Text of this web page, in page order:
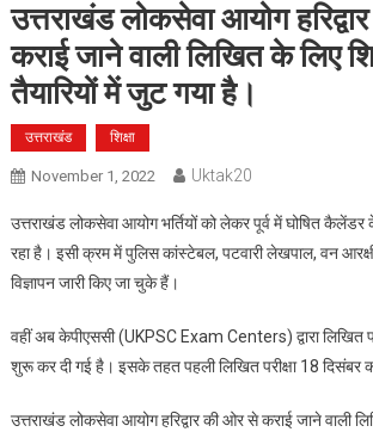
उत्तराखंड लोकसेवा आयोग
कराई जाने वाली लिखित के लिए
तैयारियों में जुट गया है।
उत्तराखंड शिक्षा
November 1, 2022 Uktak20
उत्तराखंड लोकसेवा आयोग भर्तियों को लेकर पूर्व में घोषित कैलेंडर
रहा है। इसी क्रम में पुलिस कांस्टेबल, पटवारी लेखपाल, वन
विज्ञापन जारी किए जा चुके हैं।
वहीं अब केपीएससी (UKPSC Exam Centers) द्वारा लिखित
शुरू कर दी गई है। इसके तहत पहली लिखित परीक्षा 18 दिसंबर
उत्तराखंड लोकसेवा आयोग हरिद्वार की ओर से कराई जाने वाली